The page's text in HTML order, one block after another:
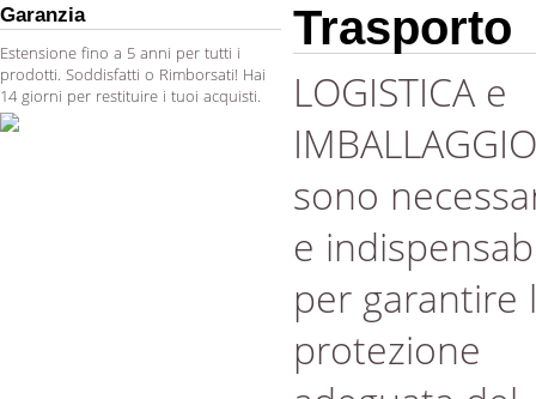
Garanzia
Estensione fino a 5 anni per tutti i
prodotti. Soddisfatti o Rimborsati! Hai
14 giorni per restituire i tuoi acquisti.
Trasporto
LOGISTICA e
IMBALLAGGIO
sono
e
per garantire
protezione